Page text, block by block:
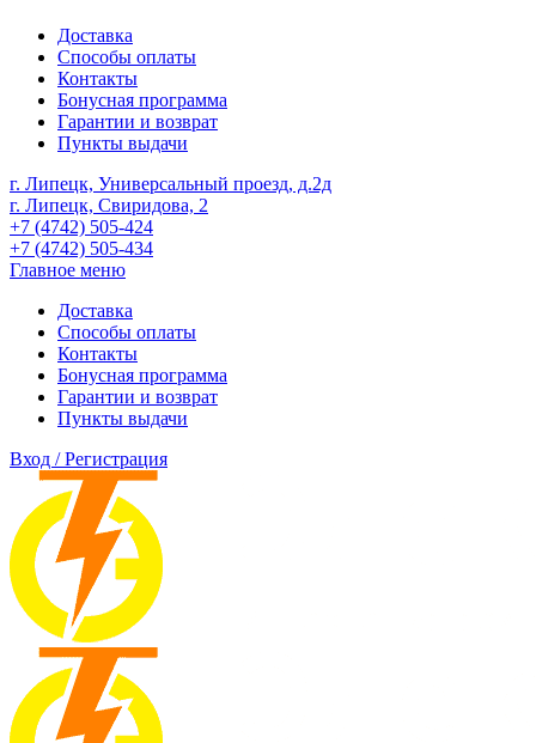
Доставка
Способы оплаты
Контакты
Бонусная программа
Гарантии и возврат
Пункты выдачи
г. Липецк, Универсальный проезд, д.2д
г. Липецк, Свиридова, 2
+7 (4742) 505-424
+7 (4742) 505-434
Главное меню
Доставка
Способы оплаты
Контакты
Бонусная программа
Гарантии и возврат
Пункты выдачи
Вход / Регистрация